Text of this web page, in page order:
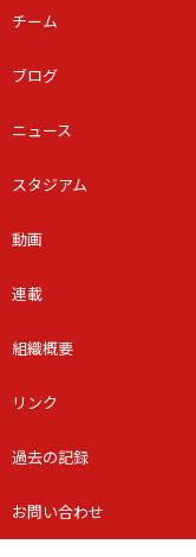
チーム
ブログ
ニュース
スタジアム
動画
連載
組織概要
リンク
過去の記録
お問い合わせ